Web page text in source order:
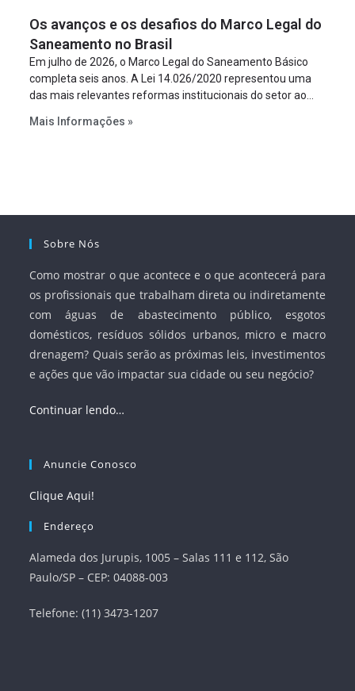
projeto a projeto.
Os avanços e os desafios do Marco Legal do
Saneamento no Brasil
Em julho de 2026, o Marco Legal do Saneamento Básico
completa seis anos. A Lei 14.026/2020 representou uma
das mais relevantes reformas institucionais do setor ao
serviços, ampliar a participação da iniciativa privada,
Mais Informações »
Sobre Nós
Como mostrar o que acontece e o que acontecerá para
os profissionais que trabalham direta ou indiretamente
com águas de abastecimento público, esgotos
domésticos, resíduos sólidos urbanos, micro e macro
drenagem? Quais serão as próximas leis, investimentos
e ações que vão impactar sua cidade ou seu negócio?
Continuar lendo…
Anuncie Conosco
Clique Aqui!
Endereço
Alameda dos Jurupis, 1005 – Salas 111 e 112, São
Paulo/SP – CEP: 04088-003
Telefone: (11) 3473-1207